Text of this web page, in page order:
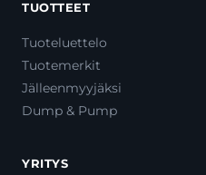
TUOTTEET
Tuoteluettelo
Tuotemerkit
Jälleenmyyjäksi
Dump & Pump
YRITYS